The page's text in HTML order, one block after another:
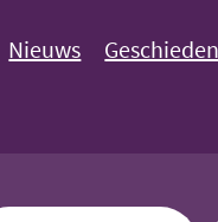
Nieuws